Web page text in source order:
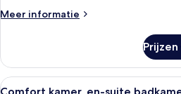
Meer informatie
Meer
suite
Alle5
Comfort kamer, en-suite